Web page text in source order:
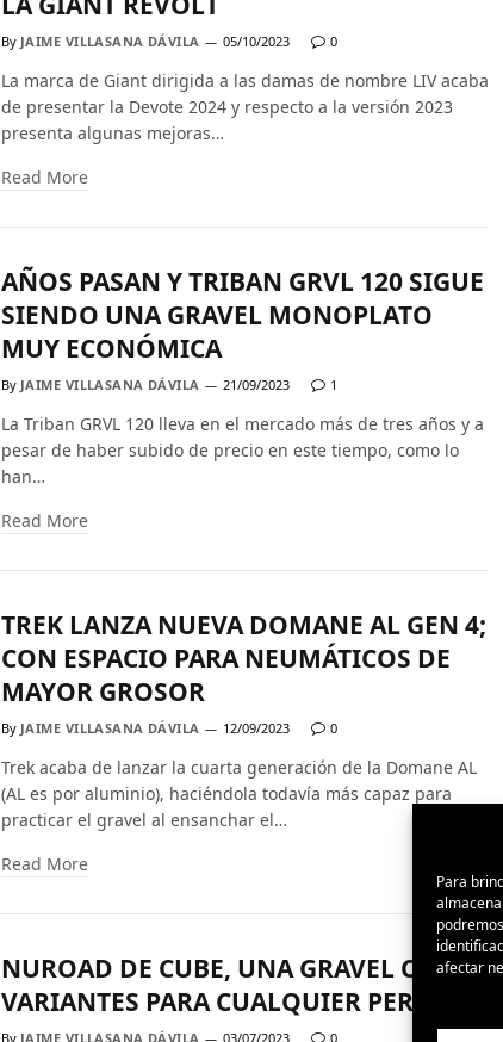
Para
afectar
By JAIME VILLASANA DÁVILA 05/10/2023 0
La marca de Giant dirigida a las damas de nombre LIV acaba
de presentar la Devote 2024 y respecto a la versión 2023
presenta algunas mejoras…
Read More
AÑOS PASAN Y TRIBAN GRVL 120 SIGUE
SIENDO UNA GRAVEL MONOPLATO
MUY ECONÓMICA
By JAIME VILLASANA DÁVILA 21/09/2023 1
La Triban GRVL 120 lleva en el mercado más de tres años y a
pesar de haber subido de precio en este tiempo, como lo
han…
Read More
TREK LANZA NUEVA DOMANE AL GEN 4;
CON ESPACIO PARA NEUMÁTICOS DE
MAYOR GROSOR
By JAIME VILLASANA DÁVILA 12/09/2023 0
Trek acaba de lanzar la cuarta generación de la Domane AL
(AL es por aluminio), haciéndola todavía más capaz para
practicar el gravel al ensanchar el…
Read More
NUROAD DE CUBE, UNA GRAVEL CON
VARIANTES PARA CUALQUIER PERFIL
By JAIME VILLASANA DÁVILA 03/07/2023 0